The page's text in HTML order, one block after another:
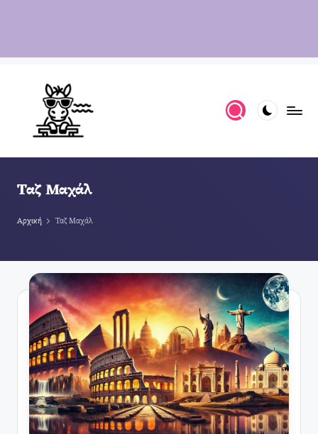
Ταζ Μαχάλ
Αρχική Ταζ Μαχάλ